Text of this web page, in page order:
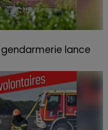
lance
de se propager au
deux habitations et
centaine de personnes.